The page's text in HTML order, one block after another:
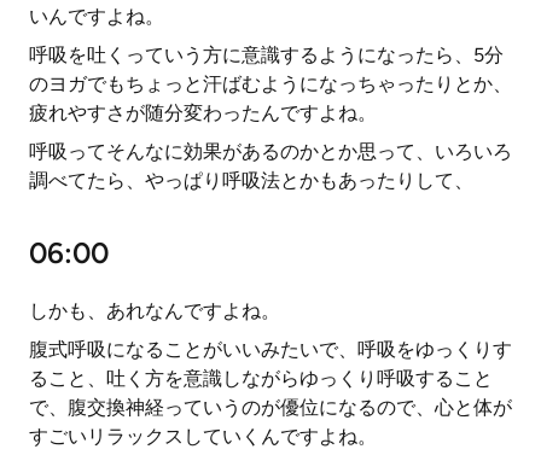
いんですよね。
呼吸を吐くっていう方に意識するようになったら、5分
のヨガでもちょっと汗ばむようになっちゃったりとか、
疲れやすさが随分変わったんですよね。
呼吸ってそんなに効果があるのかとか思って、いろいろ
調べてたら、やっぱり呼吸法とかもあったりして、
06:00
しかも、あれなんですよね。
腹式呼吸になることがいいみたいで、呼吸をゆっくりす
ること、吐く方を意識しながらゆっくり呼吸すること
で、腹交換神経っていうのが優位になるので、心と体が
すごいリラックスしていくんですよね。